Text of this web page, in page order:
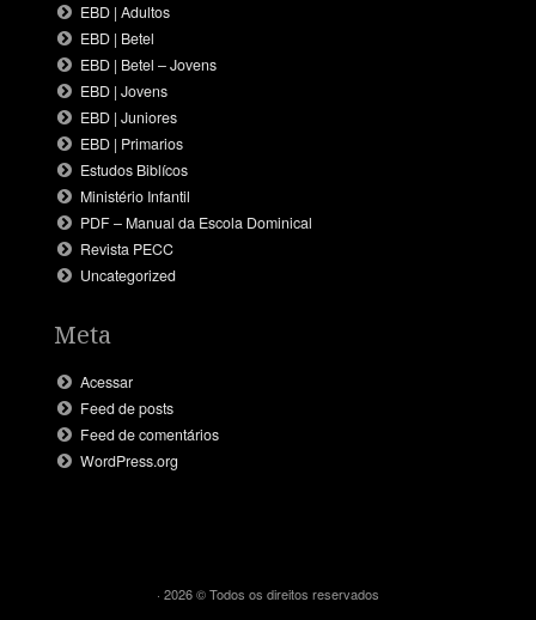
EBD | Adultos
EBD | Betel
EBD | Betel – Jovens
EBD | Jovens
EBD | Juniores
EBD | Primarios
Estudos Biblícos
Ministério Infantil
PDF – Manual da Escola Dominical
Revista PECC
Uncategorized
Meta
Acessar
Feed de posts
Feed de comentários
WordPress.org
· 2026 © Todos os direitos reservados